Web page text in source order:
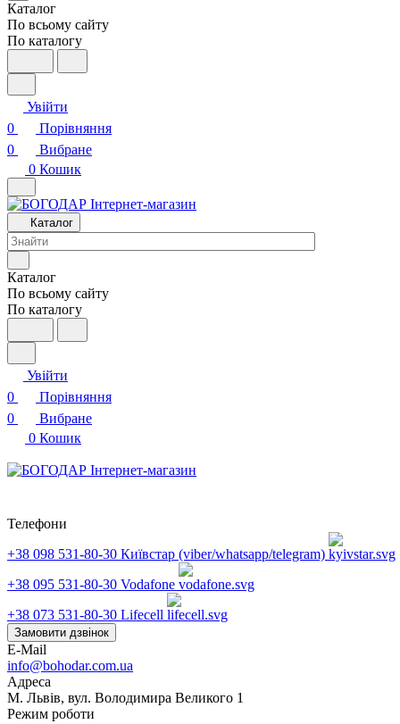
Каталог
По всьому сайту
По каталогу
Увійти
0
Порівняння
0
Вибране
0 Кошик
Каталог
Каталог
По всьому сайту
По каталогу
Увійти
0
Порівняння
0
Вибране
0 Кошик
Телефони
+38 098 531-80-30 Київстар (viber/whatsapp/telegram)
+38 095 531-80-30 Vodafone
+38 073 531-80-30 Lifecell
Замовити дзвінок
E-Mail
info@bohodar.com.ua
Адреса
М. Львів, вул. Володимира Великого 1
Режим роботи